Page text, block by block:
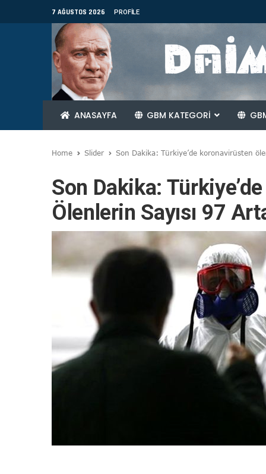
7 AĞUSTOS 2026 PROFILE
ANASAYFA GBM KATEGORİ
Home Slider Son Dakika: Türkiye’de koronavirüsten
Son Dakika:
Ölenlerin Sayısı 97